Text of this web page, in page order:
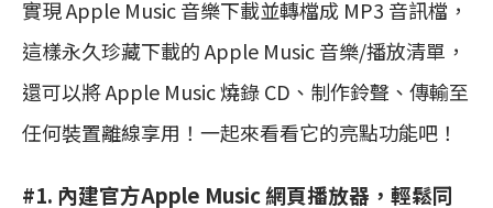
實現 Apple Music 音樂下載並轉檔成 MP3 音訊檔，
這樣永久珍藏下載的 Apple Music 音樂/播放清單，
還可以將 Apple Music 燒錄 CD、制作鈴聲、傳輸至
任何裝置離線享用！一起來看看它的亮點功能吧！
#1. 內建官方Apple Music 網頁播放器，輕鬆同